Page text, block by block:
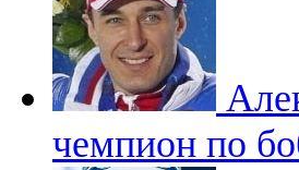
чемпион по